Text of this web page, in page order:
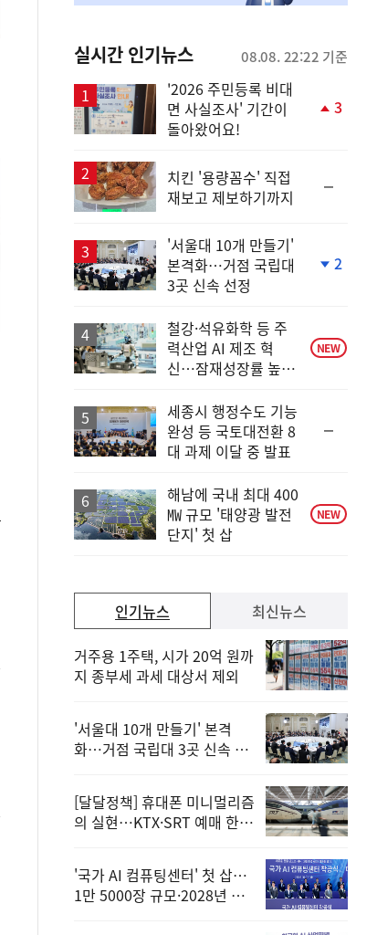
실시간 인기뉴스 08.08. 22:22 기준
'2026 주민등록 비대
면 사실조사' 기간이
돌아왔어요!
3
치킨 '용량꼼수' 직접
재보고 제보하기까지
'서울대 10개 만들기'
본격화…거점 국립대
3곳 신속 선정
2
철강·석유화학 등 주
력산업 AI 제조 혁
신…잠재성장률 높인
NEW
세종시 행정수도 기능
완성 등 국토대전환 8
대 과제 이달 중 발표
해남에 국내 최대 400
㎿ 규모 '태양광 발전
단지' 첫 삽
NEW
인기뉴스
거주용 1주택, 시가 20억 원까
지 종부세 과세 대상서 제외
'서울대 10개 만들기' 본격
화…거점 국립대 3곳 신속 선
[달달정책] 휴대폰 미니멀리즘
의 실현…KTX·SRT 예매 한
'국가 AI 컴퓨팅센터' 첫 삽…
1만 5000장 규모·2028년 완
최신뉴스